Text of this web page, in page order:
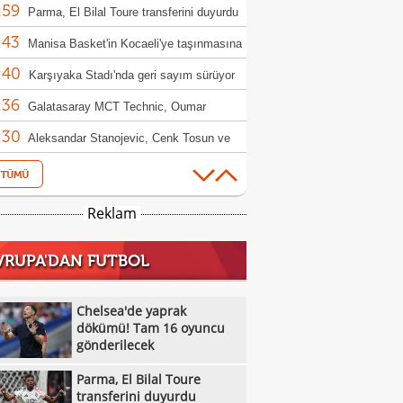
Parma, El Bilal Toure transferini duyurdu
Manisa Basket'in Kocaeli'ye taşınmasına
milyon TL'lik tazminat davası
Karşıyaka Stadı'nda geri sayım sürüyor
Galatasaray MCT Technic, Oumar
transfer etti
Aleksandar Stanojevic, Cenk Tosun ve
Akbaba'dan Süper Lig mesajı
Trabzonspor, kamp kadrosunu açıkladı!
Beşiktaş'tan Taylan Bulut kararı!
Dursun Özbek: "Galatasaray sadece bir
jübilesi için sahada
VakıfBank'tan smaçör takviyesi: Vanja
kadroya katıldı
Hull City'den orta sahaya takviye: Hjerto-
imzayı attı
Galatasaray, hazırlık maçında Villarreal'i
Reklam
FUTBOL
Chelsea'de yaprak
dökümü! Tam 16 oyuncu
gönderilecek
Parma, El Bilal Toure
transferini duyurdu